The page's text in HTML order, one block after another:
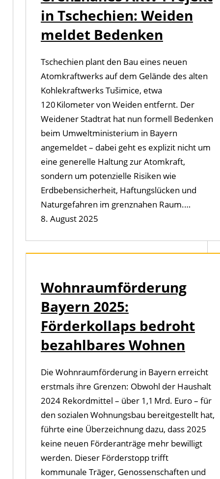
in Tschechien: Weiden
meldet Bedenken
Tschechien plant den Bau eines neuen
Atomkraftwerks auf dem Gelände des alten
Kohlekraftwerks Tušimice, etwa
120 Kilometer von Weiden entfernt. Der
Weidener Stadtrat hat nun formell Bedenken
beim Umweltministerium in Bayern
angemeldet – dabei geht es explizit nicht um
eine generelle Haltung zur Atomkraft,
sondern um potenzielle Risiken wie
Erdbebensicherheit, Haftungslücken und
Naturgefahren im grenznahen Raum.…
8. August 2025
Wohnraumförderung
Bayern 2025:
Förderkollaps bedroht
bezahlbares Wohnen
Die Wohnraumförderung in Bayern erreicht
erstmals ihre Grenzen: Obwohl der Haushalt
2024 Rekordmittel – über 1,1 Mrd. Euro – für
den sozialen Wohnungsbau bereitgestellt hat,
führte eine Überzeichnung dazu, dass 2025
keine neuen Förderanträge mehr bewilligt
werden. Dieser Förderstopp trifft
kommunale Träger, Genossenschaften und